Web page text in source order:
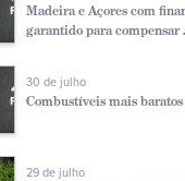
Madeira e Açores com
garantido para compensar
30 de julho
Combustíveis mais baratos
29 de julho